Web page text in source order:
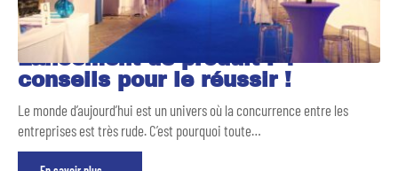
Lancement de produit : 4
conseils pour le réussir !
Le monde d’aujourd’hui est un univers où la concurrence entre les
entreprises est très rude. C’est pourquoi toute…